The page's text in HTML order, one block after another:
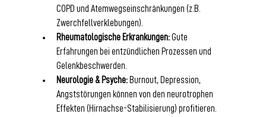
COPD und Atemwegseinschränkungen (z.B.
Zwerchfellverklebungen).
Rheumatologische Erkrankungen: Gute
Erfahrungen bei entzündlichen Prozessen und
Gelenkbeschwerden.
Neurologie & Psyche: Burnout, Depression,
Angststörungen können von den neurotrophen
Effekten (Hirnachse-Stabilisierung) profitieren.